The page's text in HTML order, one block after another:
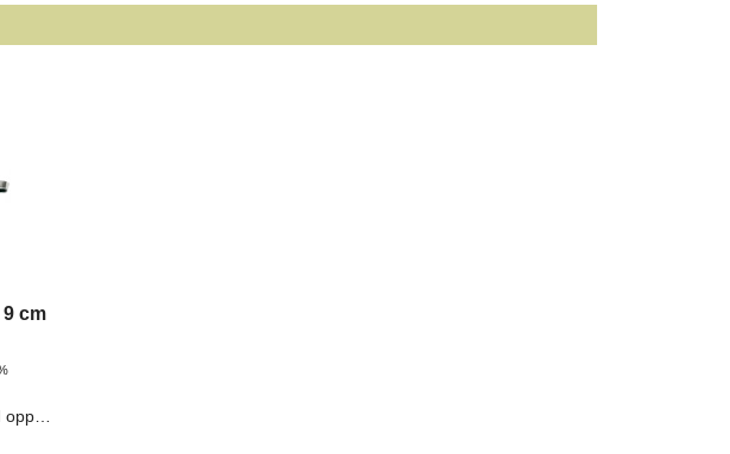
cm
Splinterpincet met breed oppervlak voor een goede grip.